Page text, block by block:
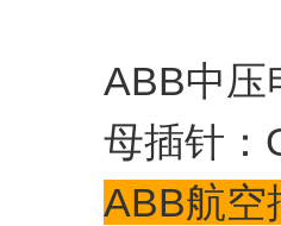
ABB中
母插针：
ABB航